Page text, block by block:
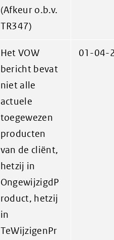
(Afkeur o.b.v.
TR347)
Het VOW
bericht bevat
niet alle
actuele
toegewezen
producten
van de cliënt,
hetzij in
OngewijzigdP
roduct, hetzij
in
TeWijzigenPr
01-04-